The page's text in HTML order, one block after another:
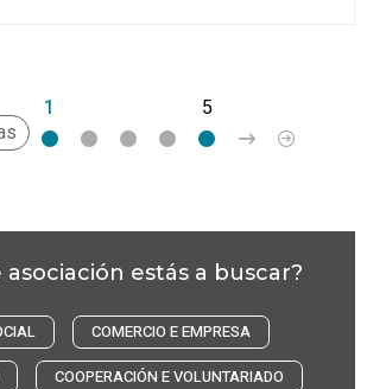
1 5
estás a buscar?
COMERCIO E EMPRESA
COOPERACIÓN E VOLUNTARIADO